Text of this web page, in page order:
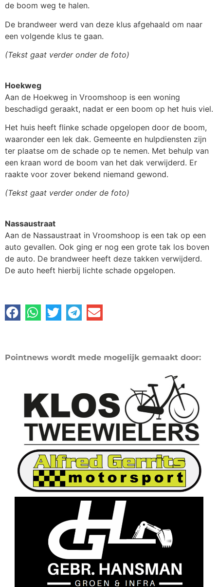
de boom weg te halen.
De brandweer werd van deze klus afgehaald om naar
een volgende klus te gaan.
(Tekst gaat verder onder de foto)
Hoekweg
Aan de Hoekweg in Vroomshoop is een woning
beschadigd geraakt, nadat er een boom op het huis viel.
Het huis heeft flinke schade opgelopen door de boom,
waaronder een lek dak. Gemeente en hulpdiensten zijn
ter plaatse om de schade op te nemen. Met behulp van
een kraan word de boom van het dak verwijderd. Er
raakte voor zover bekend niemand gewond.
(Tekst gaat verder onder de foto)
Nassaustraat
Aan de Nassaustraat in Vroomshoop is een tak op een
auto gevallen. Ook ging er nog een grote tak los boven
de auto. De brandweer heeft deze takken verwijderd.
De auto heeft hierbij lichte schade opgelopen.
Pointnews wordt mede mogelijk gemaakt door: